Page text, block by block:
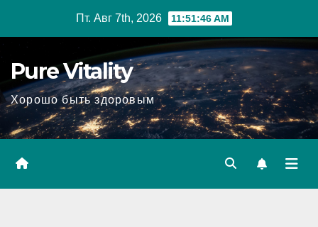
Пт. Авг 7th, 2026 11:51:47 AM
Pure Vitality
Хорошо быть здоровым